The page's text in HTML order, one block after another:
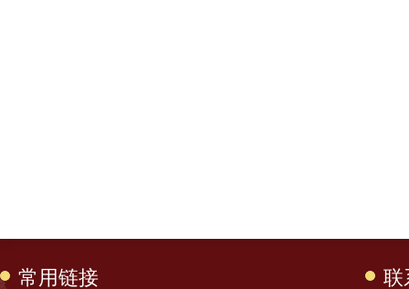
常用链接 联